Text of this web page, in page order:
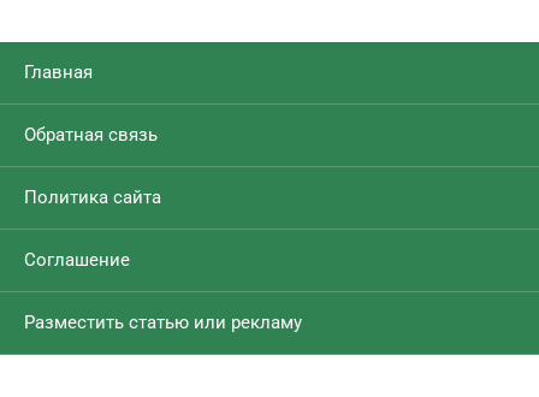
Главная
Обратная связь
Политика сайта
Соглашение
Разместить статью или рекламу